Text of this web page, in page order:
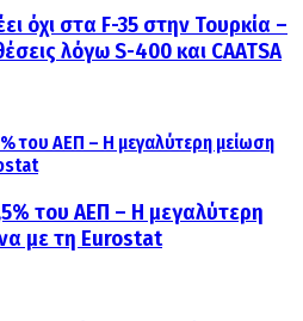
όχι στα F-35 στην Τουρκία –
λόγω S-400 και CAATSA
του ΑΕΠ – Η μεγαλύτερη
με τη Eurostat